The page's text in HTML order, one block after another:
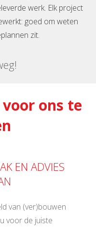
werk. Elk project
goed om weten
zit.
ons te
EN ADVIES
van (ver)bouwen
voor de juiste